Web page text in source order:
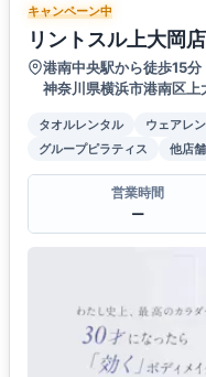
キャンペーン中
リントスル上大岡店
港南中央駅から徒歩15分
神奈川県横浜市港南区
タオルレンタル ウェアレ
グループピラティス
他店
営業時間
ー